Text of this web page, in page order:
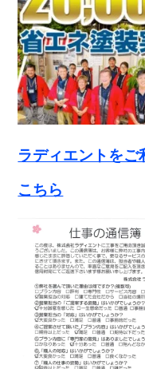
ラディエントを
こちら